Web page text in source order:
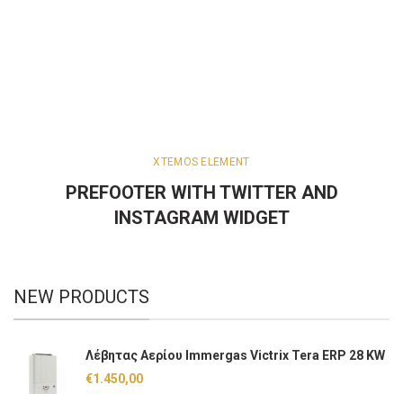
XTEMOS ELEMENT
PREFOOTER WITH TWITTER AND
INSTAGRAM WIDGET
NEW PRODUCTS
Λέβητας Αερίου Immergas Victrix Tera ERP 28 KW
€1.450,00